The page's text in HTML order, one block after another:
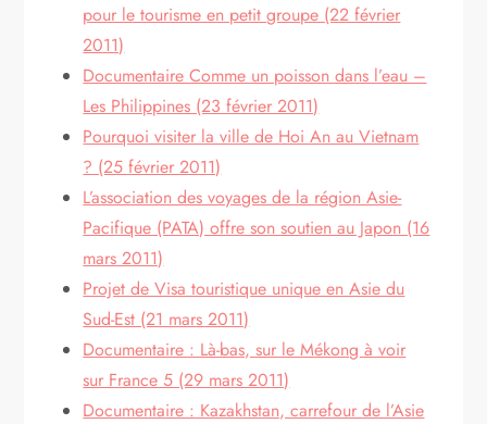
pour le tourisme en petit groupe (22 février
2011)
Documentaire Comme un poisson dans l’eau –
Les Philippines (23 février 2011)
Pourquoi visiter la ville de Hoi An au Vietnam
? (25 février 2011)
L’association des voyages de la région Asie-
Pacifique (PATA) offre son soutien au Japon (16
mars 2011)
Projet de Visa touristique unique en Asie du
Sud-Est (21 mars 2011)
Documentaire : Là-bas, sur le Mékong à voir
sur France 5 (29 mars 2011)
Documentaire : Kazakhstan, carrefour de l’Asie